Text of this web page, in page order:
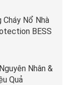
Cháy Nổ Nhà
BESS
Nhân &
Quả